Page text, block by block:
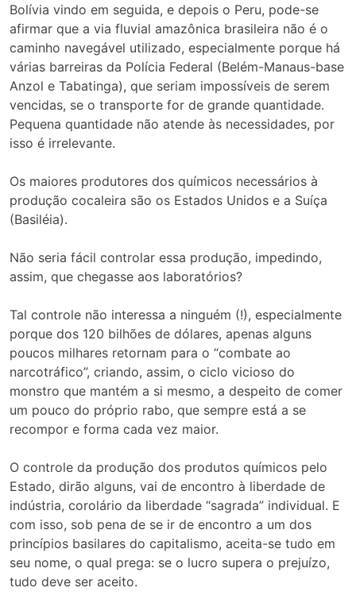
Bolívia vindo em seguida, e depois o Peru, pode-se
afirmar que a via fluvial amazônica brasileira não é o
caminho navegável utilizado, especialmente porque há
várias barreiras da Polícia Federal (Belém-Manaus-base
Anzol e Tabatinga), que seriam impossíveis de serem
vencidas, se o transporte for de grande quantidade.
Pequena quantidade não atende às necessidades, por
isso é irrelevante.
Os maiores produtores dos químicos necessários à
produção cocaleira são os Estados Unidos e a Suíça
(Basiléia).
Não seria fácil controlar essa produção, impedindo,
assim, que chegasse aos laboratórios?
Tal controle não interessa a ninguém (!), especialmente
porque dos 120 bilhões de dólares, apenas alguns
poucos milhares retornam para o “combate ao
narcotráfico”, criando, assim, o ciclo vicioso do
monstro que mantém a si mesmo, a despeito de comer
um pouco do próprio rabo, que sempre está a se
recompor e forma cada vez maior.
O controle da produção dos produtos químicos pelo
Estado, dirão alguns, vai de encontro à liberdade de
indústria, corolário da liberdade “sagrada” individual. E
com isso, sob pena de se ir de encontro a um dos
princípios basilares do capitalismo, aceita-se tudo em
seu nome, o qual prega: se o lucro supera o prejuízo,
tudo deve ser aceito.